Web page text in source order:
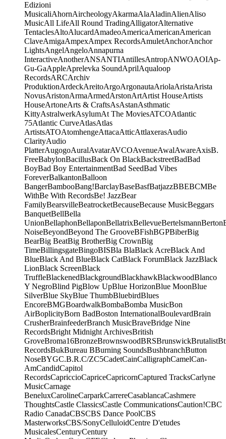
Edizioni
MusicaliAhornAircheologyAkarmaAlaAladinAlienAliso
MusicAll LifeAll Round TradingAlligatorAlternative
TentaclesAltoAlucardAmadeoAmericaAmericanAmerican
ClaveAmigaAmpexAmpex RecordsAmuletAnchorAnchor
LightsAngelAngeloAnnapurna
InteractiveAnotherANSANTIAntillesAntropANWOAOIAp-
Gu-GaAppleAprelevka SoundAprilAqualoop
RecordsARCArchiv
ProduktionArdeckAreitoArgoArgonautaAriolaAristaArista
NovusAristonArmaArmedArstonArtArtist HouseArtists
HouseArtoneArts & CraftsAsAstanAsthmatic
KittyAstralwerkAsylumAt The MoviesATCOAtlantic
75Atlantic CurveAtlasAtlas
ArtistsATOAtomhengeAttacaAtticAttlaxerasAudio
ClarityAudio
PlatterAugogoAuralAvatarAVCOAvenueAwalAwareAxisB.
FreeBabylonBacillusBack On BlackBackstreetBadBad
BoyBad Boy EntertainmentBad SeedBad Vibes
ForeverBalkantonBalloon
BangerBambooBang!BarclayBaseBasfBatjazzBBEBCMBe
WithBe With RecordsBe! JazzBear
FamilyBearsvilleBeatrocketBecauseBecause MusicBeggars
BanquetBellBella
UnionBellaphonBellaponBellatrixBellevueBertelsmannBerton
NoiseBeyondBeyond The GrooveBFishBGPBiberBig
BearBig BeatBig BrotherBig CrownBig
TimeBillingsgateBingoBISBla BlaBlack AcreBlack And
BlueBlack And BlueBlack CatBlack ForumBlack JazzBlack
LionBlack ScreenBlack
TruffleBlackenedBlackgroundBlackhawkBlackwoodBlanco
Y NegroBlind PigBlow UpBlue HorizonBlue MoonBlue
SilverBlue SkyBlue ThumbBluebirdBlues
EncoreBMGBoardwalkBombaBomba MusicBon
AirBoplicityBorn BadBoston InternationalBoulevardBrain
CrusherBrainfeederBranch MusicBraveBridge Nine
RecordsBright Midnight ArchivesBritish
GroveBroma16BronzeBrownswoodBRSBrunswickBrutalist
RecordsBukBureau BBurning SoundsBushbranchButton
NoseBYGC.B.R.C/ZC5CadetCainCalligraphCamelCan-
AmCandidCapitol
RecordsCapriccioCapriceCapricornCaptured TracksCarlyne
MusicCarnage
BeneluxCarolineCarparkCarrereCasablancaCashmere
ThoughtsCastle ClassicsCastle CommunicationsCaution!CBC
Radio CanadaCBSCBS Dance PoolCBS
MasterworksCBS/SonyCelluloidCentre D'etudes
MusicalesCenturyCentury